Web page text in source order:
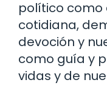
político como
cotidiana,
devoción y
como guía y
vidas y de